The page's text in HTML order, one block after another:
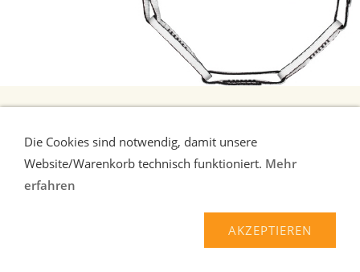
Flexi Chain - Textilschlaufenkette mit 5 bzw. 8 Schlaufen. Variable
Die Cookies sind notwendig, damit unsere
Website/Warenkorb technisch funktioniert. Mehr
erfahren
AKZEPTIEREN